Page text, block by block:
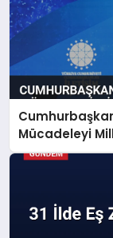
Mücadeleyi